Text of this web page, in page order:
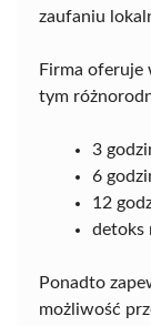
zaufaniu
Firma oferuje
tym
3
6
12
detoks
Ponadto
możliwość